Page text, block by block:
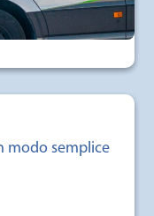
modo semplice